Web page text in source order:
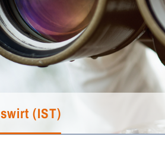
(IST)